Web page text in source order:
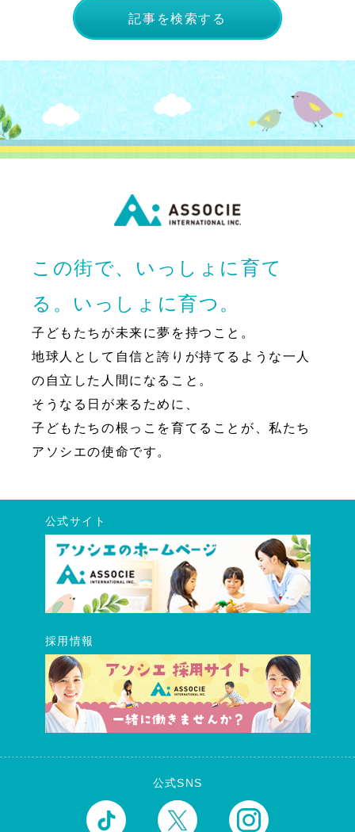
記事を検索する
この街で、いっしょに育て
る。いっしょに育つ。
子どもたちが未来に夢を持つこと。
地球人として自信と誇りが持てるような一人
の自立した人間になること。
そうなる日が来るために、
子どもたちの根っこを育てることが、私たち
アソシエの使命です。
公式サイト
採用情報
公式SNS